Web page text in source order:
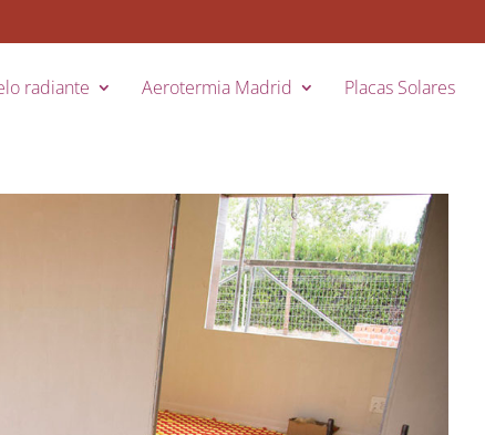
radiante Aerotermia Madrid Placas Solares